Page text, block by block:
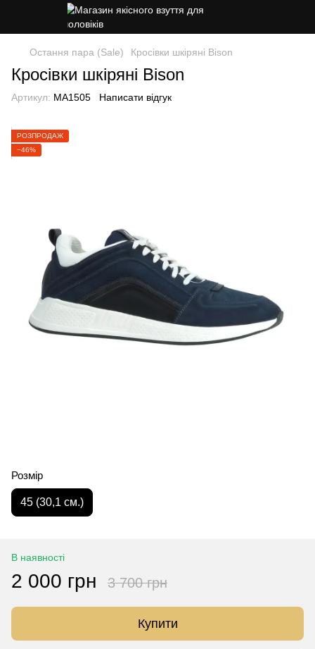
Остання пара (Sale) Кросівки шкіряні Bison
Кросівки шкіряні Bison
Артикул: MA1505 Написати відгук
РОЗПРОДАЖ
−46%
Розмір
45 (30,1 см.)
В наявності
2 000 грн 3 700 грн
Купити